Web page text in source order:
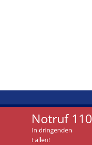
Notruf 110
In dringenden
Fällen!